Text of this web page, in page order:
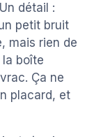
détail :
petit bruit
mais rien de
la boîte
Ça ne
placard, et